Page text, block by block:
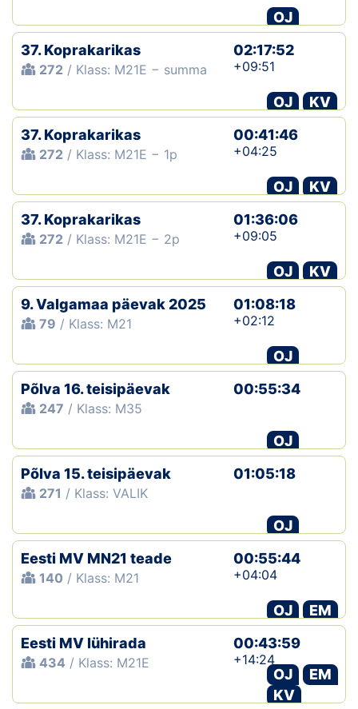
Koolitused
OJ
37. Koprakarikas
272 / Klass: M21E − summa
02:17:52
+09:51
OJ
KV
37. Koprakarikas
272 / Klass: M21E − 1p
00:41:46
+04:25
OJ
KV
37. Koprakarikas
272 / Klass: M21E − 2p
01:36:06
+09:05
OJ
KV
9. Valgamaa päevak 2025
79 / Klass: M21
01:08:18
+02:12
OJ
Põlva 16. teisipäevak
247 / Klass: M35
00:55:34
OJ
Põlva 15. teisipäevak
271 / Klass: VALIK
01:05:18
OJ
Eesti MV MN21 teade
140 / Klass: M21
00:55:44
+04:04
OJ
EM
Eesti MV lühirada
434 / Klass: M21E
00:43:59
+14:24
OJ
EM
KV